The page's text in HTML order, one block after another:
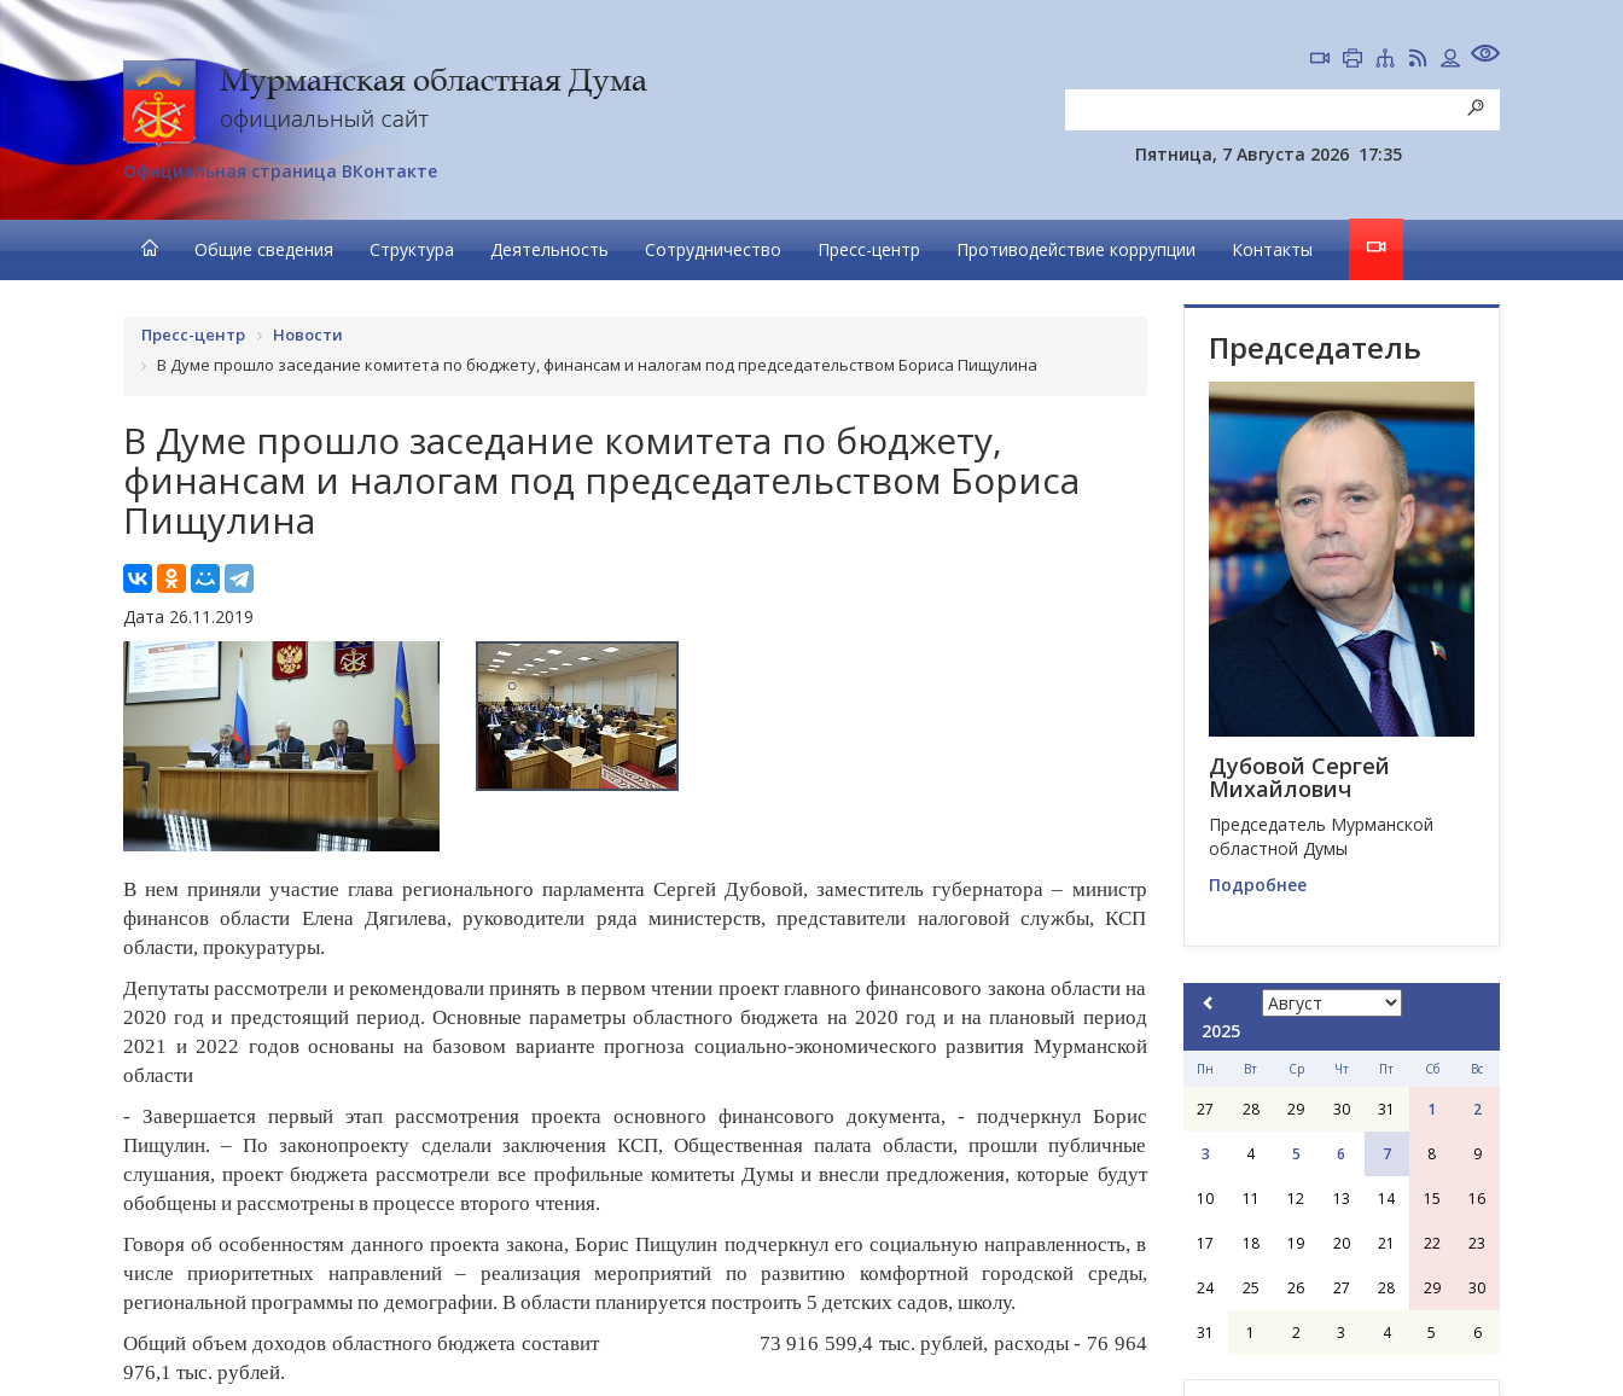
Официальная страница ВКонтакте
Пятница, 7 Августа 2026 17:35
Общие сведения Структура Деятельность Сотрудничество Пресс-центр Противодействие коррупции Контакты
Пресс-центр
Новости
В Думе прошло заседание комитета по бюджету, финансам и налогам под председательством Бориса Пищулина
В Думе прошло заседание комитета по бюджету,
финансам и налогам под председательством Бориса
Пищулина
Дата 26.11.2019
В нем приняли участие глава регионального парламента Сергей Дубовой, заместитель губернатора – министр
финансов области Елена Дягилева, руководители ряда министерств, представители налоговой службы, КСП
области, прокуратуры.
Депутаты рассмотрели и рекомендовали принять в первом чтении проект главного финансового закона области на
2020 год и предстоящий период. Основные параметры областного бюджета на 2020 год и на плановый период
2021 и 2022 годов основаны на базовом варианте прогноза социально-экономического развития Мурманской
области
- Завершается первый этап рассмотрения проекта основного финансового документа, - подчеркнул Борис
Пищулин. – По законопроекту сделали заключения КСП, Общественная палата области, прошли публичные
слушания, проект бюджета рассмотрели все профильные комитеты Думы и внесли предложения, которые будут
обобщены и рассмотрены в процессе второго чтения.
Говоря об особенностям данного проекта закона, Борис Пищулин подчеркнул его социальную направленность, в
числе приоритетных направлений – реализация мероприятий по развитию комфортной городской среды,
региональной программы по демографии. В области планируется построить 5 детских садов, школу.
Общий объем доходов областного бюджета составит 73 916 599,4 тыс. рублей, расходы - 76 964
976,1 тыс. рублей.
Председатель
Дубовой Сергей
Михайлович
Председатель Мурманской
областной Думы
Подробнее
2025
Пн Вт Ср Чт Пт Сб Вс
27 28 29 30 31 1 2
3 4 5 6 7 8 9
10 11 12 13 14 15 16
17 18 19 20 21 22 23
24 25 26 27 28 29 30
31 1 2 3 4 5 6